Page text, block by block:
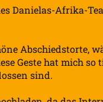
Danielas-Afrika-
Abschiedstorte,
Geste hat mich so
sind.